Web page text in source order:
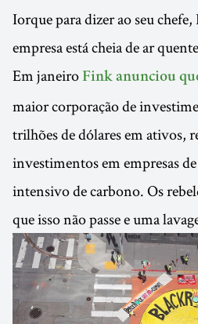
Iorque para dizer ao seu
empresa está cheia de ar
Em janeiro Fink anunciou
maior corporação de
trilhões de dólares em ativos,
investimentos em empresas
intensivo de carbono. Os
que isso não passe e uma